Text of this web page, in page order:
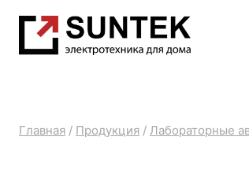
Главная / Продукция / Лабораторные